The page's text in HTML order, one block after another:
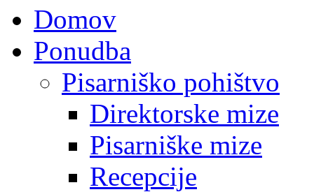
Domov
Ponudba
Pisarniško pohištvo
Direktorske mize
Pisarniške mize
Recepcije